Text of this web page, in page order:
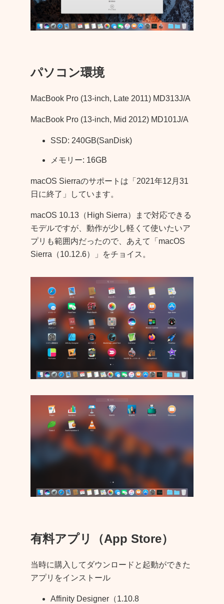
パソコン環境
MacBook Pro (13-inch, Late 2011) MD313J/A
MacBook Pro (13-inch, Mid 2012) MD101J/A
SSD: 240GB(SanDisk)
メモリー: 16GB
macOS Sierraのサポートは「2021年12月31
日に終了」しています。
macOS 10.13（High Sierra）まで対応できる
モデルですが、動作が少し軽くて使いたいア
プリも範囲内だったので、あえて「macOS
Sierra（10.12.6）」をチョイス。
有料アプリ（App Store）
当時に購入してダウンロードと起動ができた
アプリをインストール
Affinity Designer（1.10.8